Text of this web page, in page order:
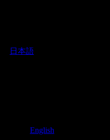
日本語
English